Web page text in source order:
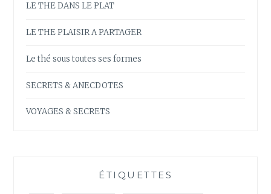
LE THE DANS LE PLAT
LE THE PLAISIR A PARTAGER
Le thé sous toutes ses formes
SECRETS & ANECDOTES
VOYAGES & SECRETS
ÉTIQUETTES